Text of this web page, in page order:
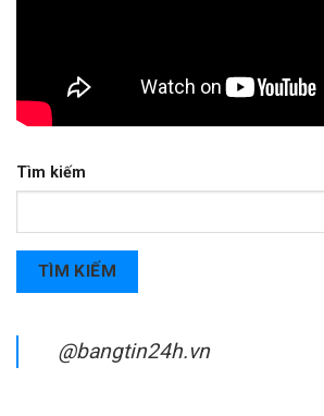
Tìm kiếm
TÌM KIẾM
@bangtin24h.vn